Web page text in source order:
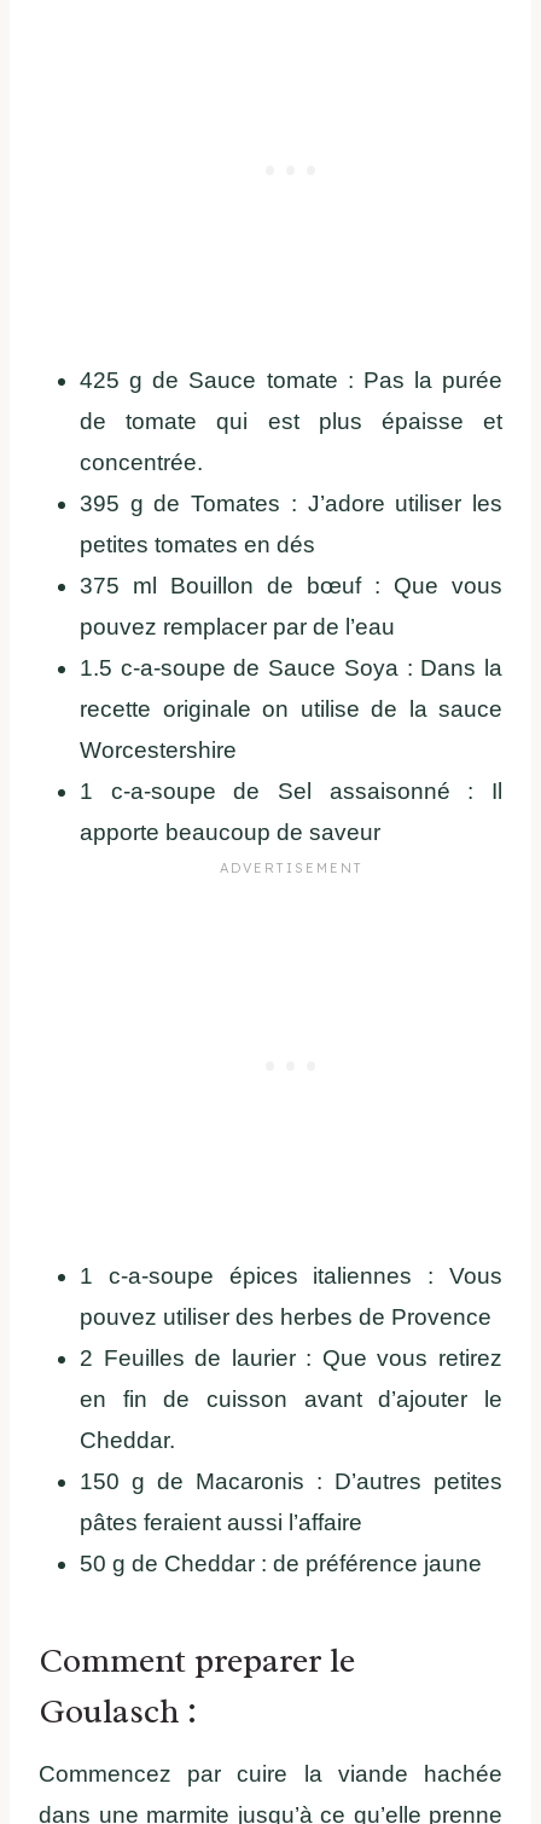
425 g de Sauce tomate : Pas la purée
de tomate qui est plus épaisse et
concentrée.
395 g de Tomates : J’adore utiliser les
petites tomates en dés
375 ml Bouillon de bœuf : Que vous
pouvez remplacer par de l’eau
1.5 c-a-soupe de Sauce Soya : Dans la
recette originale on utilise de la sauce
Worcestershire
1 c-a-soupe de Sel assaisonné : Il
apporte beaucoup de saveur
1 c-a-soupe épices italiennes : Vous
pouvez utiliser des herbes de Provence
2 Feuilles de laurier : Que vous retirez
en fin de cuisson avant d’ajouter le
Cheddar.
150 g de Macaronis : D’autres petites
pâtes feraient aussi l’affaire
50 g de Cheddar : de préférence jaune
Comment preparer le
Goulasch :
Commencez par cuire la viande hachée
dans une marmite jusqu’à ce qu’elle prenne